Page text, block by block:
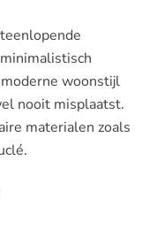
woonstijl
nooit misplaatst.
materialen zoals